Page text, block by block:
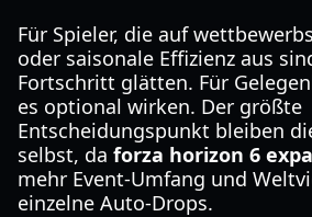
Für Spieler, die auf
oder saisonale Effizienz aus
Fortschritt glätten. Für
es optional wirken. Der größte
Entscheidungspunkt bleiben
selbst, da forza horizon 6
mehr Event-Umfang und
einzelne Auto-Drops.